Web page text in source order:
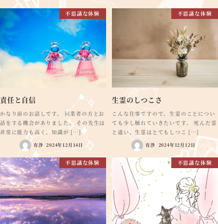
不思議な体験
責任と自信
かなり前のお話しです。 同業者の方とお
話をする機会がありました。 その先生は
非常に能力も高く、知識が […]
有沙 2024年12月14日
不思議な体験
生霊のしつこさ
こんな仕事ですので、生霊のことについ
ても少し触れていきたいです。 死んだ霊
と違い、生霊はとてもしつこ […]
有沙 2024年12月12日
不思議な体験 不思議な体験